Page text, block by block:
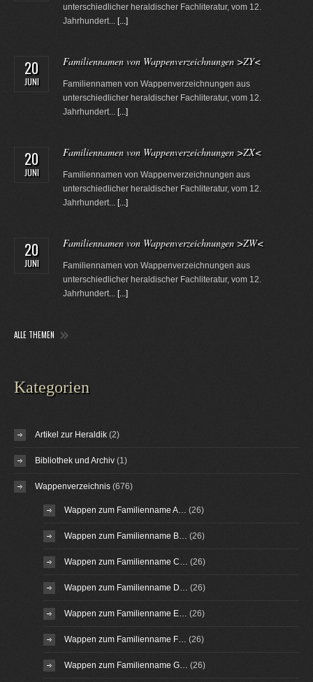
unterschiedlicher heraldischer Fachliteratur, vom 12.
Jahrhundert... [...]
20
JUNI
Familiennamen von Wappenverzeichnungen >ZY<
Familiennamen von Wappenverzeichnungen aus
unterschiedlicher heraldischer Fachliteratur, vom 12.
Jahrhundert... [...]
20
JUNI
Familiennamen von Wappenverzeichnungen >ZX<
Familiennamen von Wappenverzeichnungen aus
unterschiedlicher heraldischer Fachliteratur, vom 12.
Jahrhundert... [...]
20
JUNI
Familiennamen von Wappenverzeichnungen >ZW<
Familiennamen von Wappenverzeichnungen aus
unterschiedlicher heraldischer Fachliteratur, vom 12.
Jahrhundert... [...]
ALLE THEMEN
Kategorien
Artikel zur Heraldik (2)
Bibliothek und Archiv (1)
Wappenverzeichnis (676)
Wappen zum Familienname A… (26)
Wappen zum Familienname B… (26)
Wappen zum Familienname C… (26)
Wappen zum Familienname D… (26)
Wappen zum Familienname E… (26)
Wappen zum Familienname F… (26)
Wappen zum Familienname G… (26)